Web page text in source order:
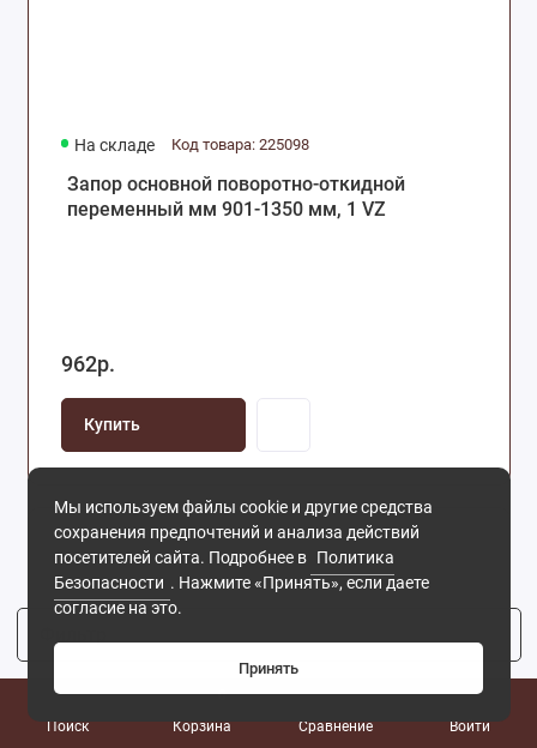
Поиск Корзина
0
Сравнение
Войти
На складе Код товара: 225098
Запор основной поворотно-откидной
переменный мм 901-1350 мм, 1 VZ
962р.
Купить
Мы используем файлы cookie и другие средства
сохранения предпочтений и анализа действий
посетителей сайта. Подробнее в Политика
Безопасности . Нажмите «Принять», если даете
согласие на это.
Принять